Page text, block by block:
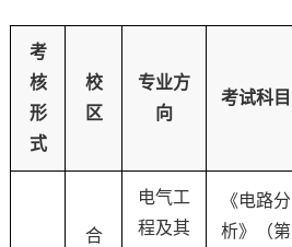
考
核
形
式
校
区
专业方
向
考试科目
合
电气工
程及其
《电路分
析》（第